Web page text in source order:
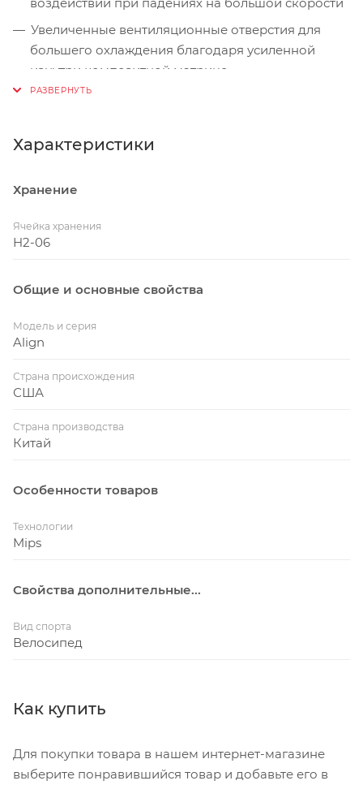
Увеличенные вентиляционные отверстия для
большего охлаждения благодаря усиленной
изнутри композитной матрице
Характеристики
Хранение
Ячейка хранения
H2-06
Общие и основные свойства
Модель и серия
Align
Страна происхождения
США
Страна производства
Китай
Особенности товаров
Технологии
Mips
Свойства дополнительные...
Вид спорта
Велосипед
Как купить
Для покупки товара в нашем интернет-магазине
выберите понравившийся товар и добавьте его в